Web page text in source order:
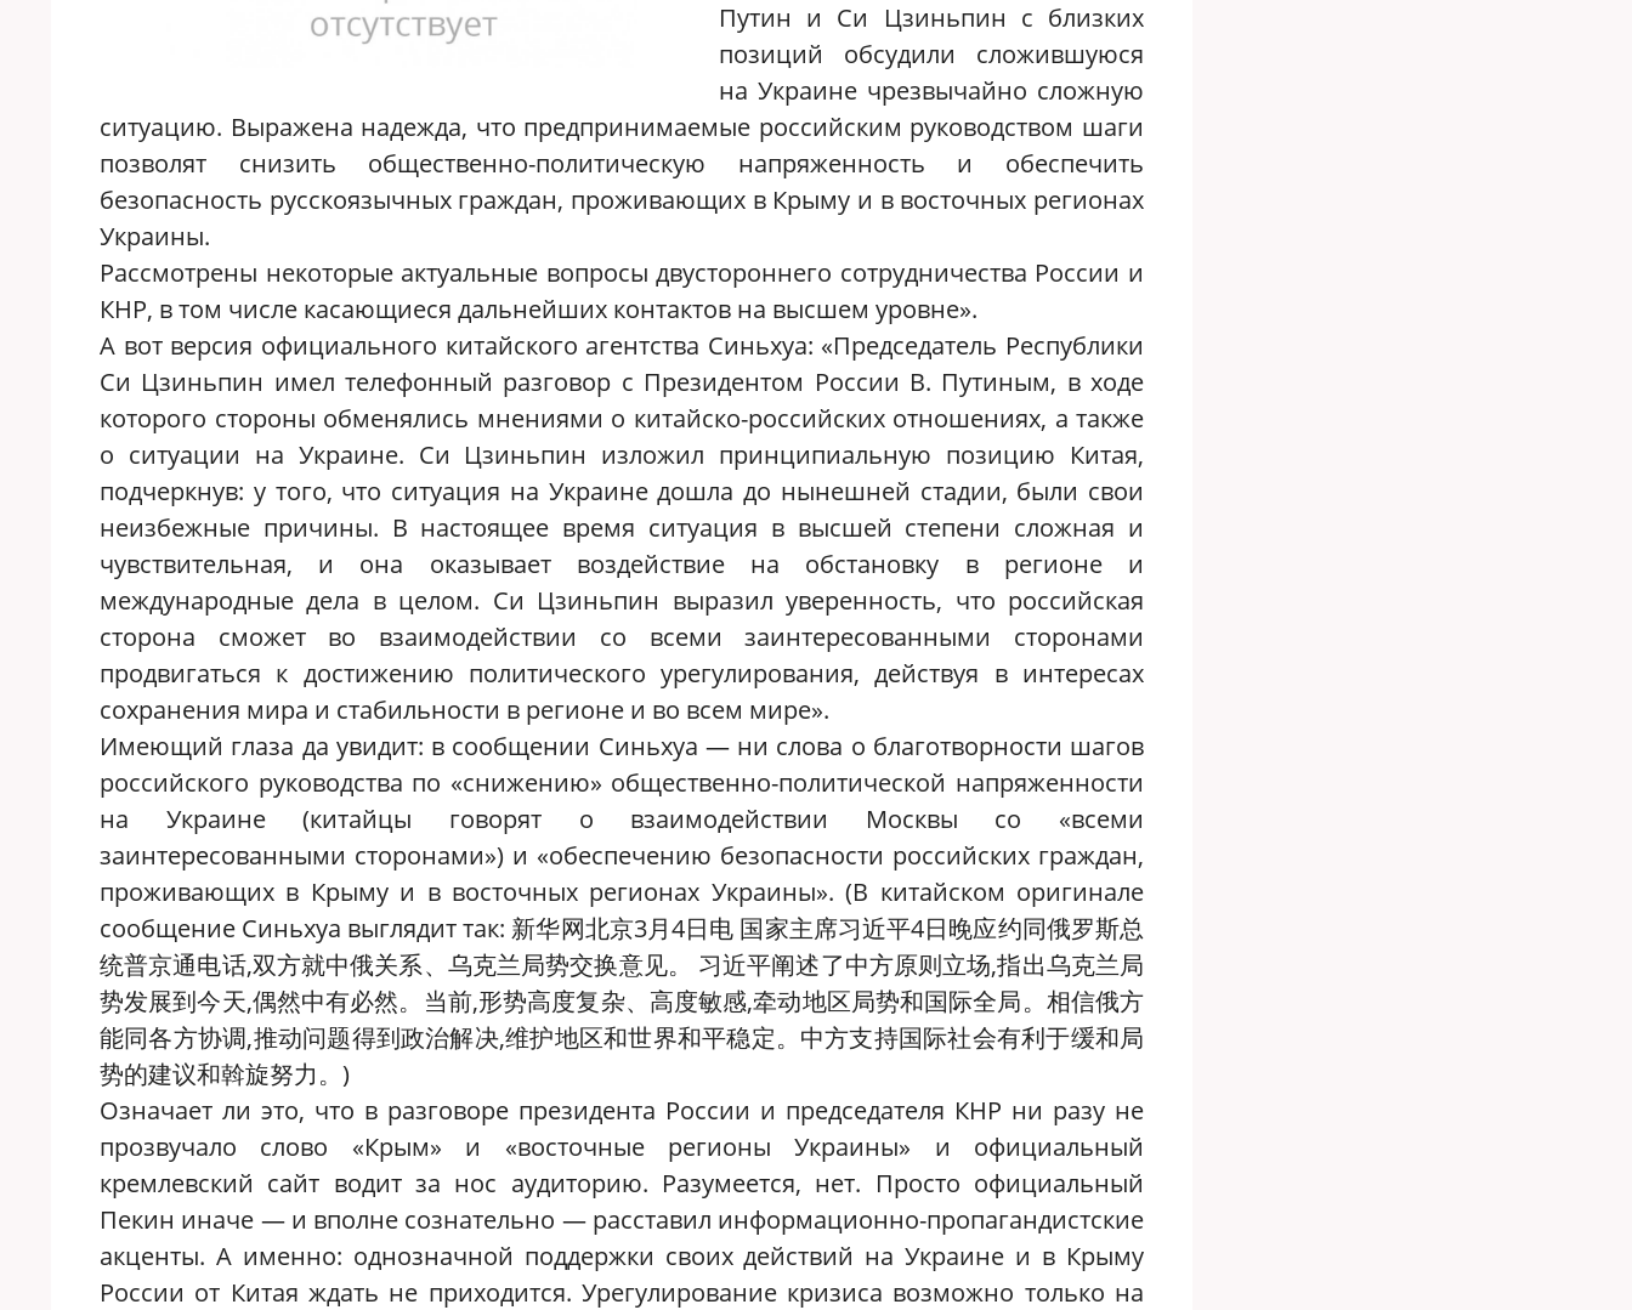
Путин и Си Цзиньпин с близких
позиций обсудили сложившуюся
на Украине чрезвычайно сложную
ситуацию. Выражена надежда, что предпринимаемые российским руководством шаги
позволят снизить общественно-политическую напряженность и обеспечить
безопасность русскоязычных граждан, проживающих в Крыму и в восточных регионах
Украины.
Рассмотрены некоторые актуальные вопросы двустороннего сотрудничества России и
КНР, в том числе касающиеся дальнейших контактов на высшем уровне».
А вот версия официального китайского агентства Синьхуа: «Председатель Республики
Си Цзиньпин имел телефонный разговор с Президентом России В. Путиным, в ходе
которого стороны обменялись мнениями о китайско-российских отношениях, а также
о ситуации на Украине. Си Цзиньпин изложил принципиальную позицию Китая,
подчеркнув: у того, что ситуация на Украине дошла до нынешней стадии, были свои
неизбежные причины. В настоящее время ситуация в высшей степени сложная и
чувствительная, и она оказывает воздействие на обстановку в регионе и
международные дела в целом. Си Цзиньпин выразил уверенность, что российская
сторона сможет во взаимодействии со всеми заинтересованными сторонами
продвигаться к достижению политического урегулирования, действуя в интересах
сохранения мира и стабильности в регионе и во всем мире».
Имеющий глаза да увидит: в сообщении Синьхуа — ни слова о благотворности шагов
российского руководства по «снижению» общественно-политической напряженности
на Украине (китайцы говорят о взаимодействии Москвы со «всеми
заинтересованными сторонами») и «обеспечению безопасности российских граждан,
проживающих в Крыму и в восточных регионах Украины».(В китайском оригинале
сообщение Синьхуа выглядит так: 新华网北京3月4日电 国家主席习近平4日晚应约同俄罗斯总
统普京通电话,双方就中俄关系、乌克兰局势交换意见。 习近平阐述了中方原则立场,指出乌克兰局
势发展到今天,偶然中有必然。当前,形势高度复杂、高度敏感,牵动地区局势和国际全局。相信俄方
能同各方协调,推动问题得到政治解决,维护地区和世界和平稳定。中方支持国际社会有利于缓和局
势的建议和斡旋努力。)
Означает ли это, что в разговоре президента России и председателя КНР ни разу не
прозвучало слово «Крым» и «восточные регионы Украины» и официальный
кремлевский сайт водит за нос аудиторию. Разумеется, нет. Просто официальный
Пекин иначе — и вполне сознательно — расставил информационно-пропагандистские
акценты. А именно: однозначной поддержки своих действий на Украине и в Крыму
России от Китая ждать не приходится. Урегулирование кризиса возможно только на